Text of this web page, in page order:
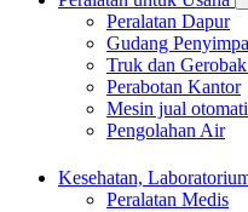
Peralatan Dapur
Gudang
Truk dan
Perabotan Kantor
Mesin jual
Pengolahan Air
Kesehatan,
Peralatan Medis